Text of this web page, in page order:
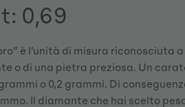
0,69
è l’unità di misura riconosciuta
o di una pietra preziosa. Un
o 0,2 grammi. Di
Il diamante che hai scelto